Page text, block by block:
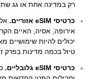
רק במדינה אחת או גג
כרטיסי eSIM אזוריים.
אירופה, אסיה, האיים
יכולים להיות שימושיים
טיול בכמה מדינות בפרק
כרטיסי eSIM גלובליים.